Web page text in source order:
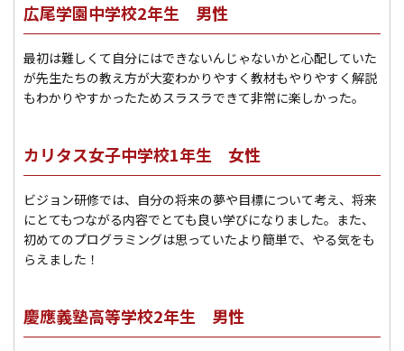
広尾学園中学校2年生 男性
最初は難しくて自分にはできないんじゃないかと心配していた
が先生たちの教え方が大変わかりやすく教材もやりやすく解説
もわかりやすかったためスラスラできて非常に楽しかった。
カリタス女子中学校1年生 女性
ビジョン研修では、自分の将来の夢や目標について考え、将来
にとてもつながる内容でとても良い学びになりました。また、
初めてのプログラミングは思っていたより簡単で、やる気をも
らえました！
慶應義塾高等学校2年生 男性